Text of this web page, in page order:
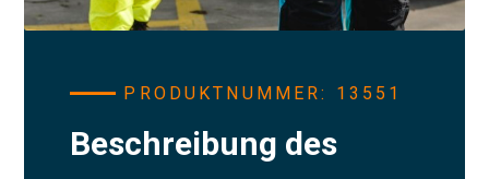
PRODUKTNUMMER: 13551
Beschreibung des